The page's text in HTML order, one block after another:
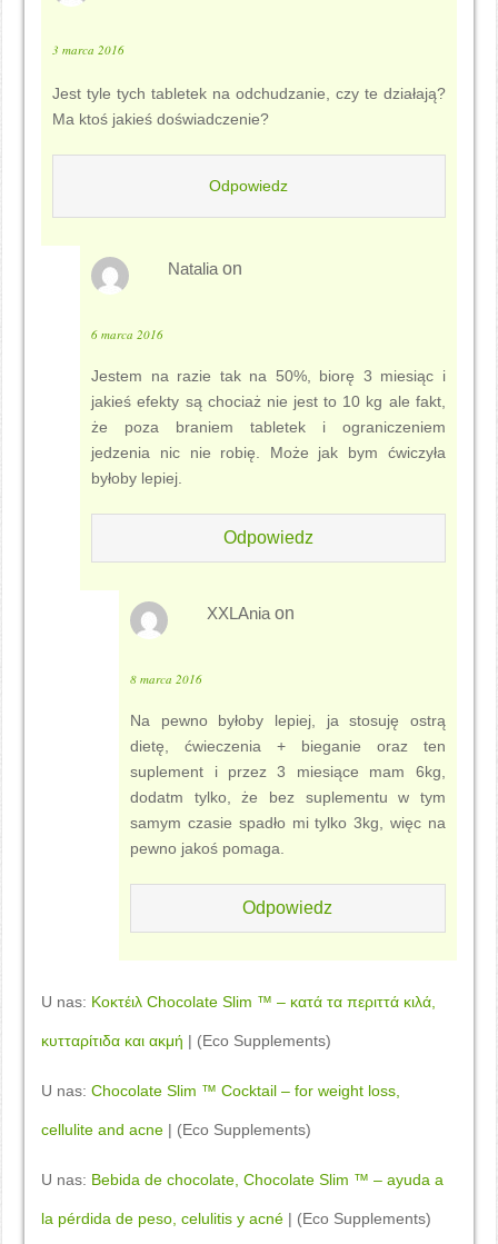
3 marca 2016
Jest tyle tych tabletek na odchudzanie, czy te działają?
Ma ktoś jakieś doświadczenie?
Odpowiedz
Natalia on
6 marca 2016
Jestem na razie tak na 50%, biorę 3 miesiąc i
jakieś efekty są chociaż nie jest to 10 kg ale fakt,
że poza braniem tabletek i ograniczeniem
jedzenia nic nie robię. Może jak bym ćwiczyła
byłoby lepiej.
Odpowiedz
XXLAnia on
8 marca 2016
Na pewno byłoby lepiej, ja stosuję ostrą
dietę, ćwieczenia + bieganie oraz ten
suplement i przez 3 miesiące mam 6kg,
dodatm tylko, że bez suplementu w tym
samym czasie spadło mi tylko 3kg, więc na
pewno jakoś pomaga.
Odpowiedz
U nas: Kοκτέιλ Chocolate Slim ™ – κατά τα περιττά κιλά,
κυτταρίτιδα και ακμή | (Eco Supplements)
U nas:Chocolate Slim ™ Cocktail – for weight loss,
cellulite and acne | (Eco Supplements)
U nas: Bebida de chocolate, Chocolate Slim ™ – ayuda a
la pérdida de peso, celulitis y acné | (Eco Supplements)